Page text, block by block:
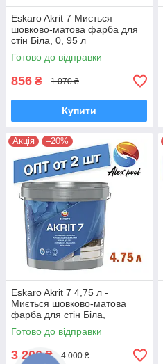
Eskaro Akrit 7 Миється
шовково-матова фарба для
стін Біла, 0, 95 л
Шелковоматовая акрилатна
фарба
Готово до відправки
856 ₴ 1 070 ₴
Купити
Акція –20%
Eskaro Akrit 7 4,75 л -
Миється шовково-матова
фарба для стін Біла,
шелковоматовая акрилатна
фарба
Готово до відправки
3 200₴ 4 000 ₴